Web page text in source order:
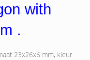
with
.
23x26x6 mm, kleur